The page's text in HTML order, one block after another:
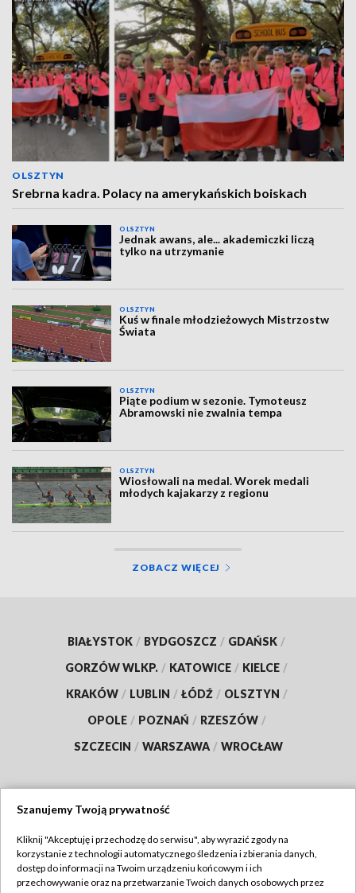
OLSZTYN
Srebrna kadra. Polacy na amerykańskich boiskach
OLSZTYN
Jednak awans, ale... akademiczki liczą
tylko na utrzymanie
OLSZTYN
Kuś w finale młodzieżowych Mistrzostw
Świata
OLSZTYN
Piąte podium w sezonie. Tymoteusz
Abramowski nie zwalnia tempa
OLSZTYN
Wiosłowali na medal. Worek medali
młodych kajakarzy z regionu
ZOBACZ WIĘCEJ
BIAŁYSTOK / BYDGOSZCZ / GDAŃSK /
GORZÓW WLKP. / KATOWICE / KIELCE /
KRAKÓW / LUBLIN / ŁÓDŹ / OLSZTYN /
OPOLE / POZNAŃ / RZESZÓW /
SZCZECIN / WARSZAWA / WROCŁAW
TVP
Abonament TVP
Regulamin TVP
Szanujemy Twoją prywatność
Kliknij "Akceptuję i przechodzę do serwisu", aby wyrazić zgody na
korzystanie z technologii automatycznego śledzenia i zbierania danych,
dostęp do informacji na Twoim urządzeniu końcowym i ich
przechowywanie oraz na przetwarzanie Twoich danych osobowych przez